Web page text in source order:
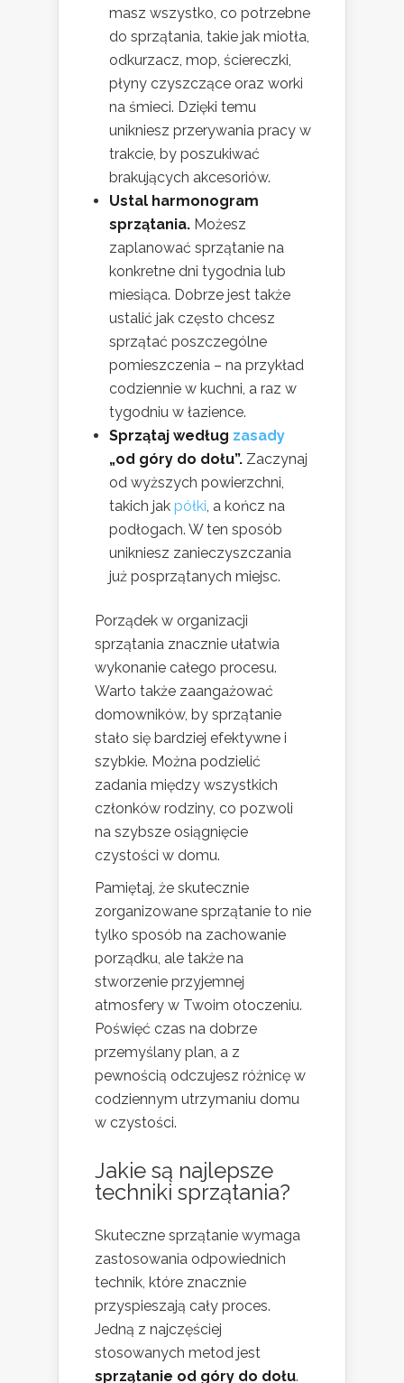
masz wszystko, co potrzebne
do sprzątania, takie jak miotła,
odkurzacz, mop, ściereczki,
płyny czyszczące oraz worki
na śmieci. Dzięki temu
unikniesz przerywania pracy w
trakcie, by poszukiwać
brakujących akcesoriów.
Ustal harmonogram
sprzątania. Możesz
zaplanować sprzątanie na
konkretne dni tygodnia lub
miesiąca. Dobrze jest także
ustalić jak często chcesz
sprzątać poszczególne
pomieszczenia – na przykład
codziennie w kuchni, a raz w
tygodniu w łazience.
Sprzątaj według zasady
„od góry do dołu”. Zaczynaj
od wyższych powierzchni,
takich jak półki, a kończ na
podłogach. W ten sposób
unikniesz zanieczyszczania
już posprzątanych miejsc.
Porządek w organizacji
sprzątania znacznie ułatwia
wykonanie całego procesu.
Warto także zaangażować
domowników, by sprzątanie
stało się bardziej efektywne i
szybkie. Można podzielić
zadania między wszystkich
członków rodziny, co pozwoli
na szybsze osiągnięcie
czystości w domu.
Pamiętaj, że skutecznie
zorganizowane sprzątanie to nie
tylko sposób na zachowanie
porządku, ale także na
stworzenie przyjemnej
atmosfery w Twoim otoczeniu.
Poświęć czas na dobrze
przemyślany plan, a z
pewnością odczujesz różnicę w
codziennym utrzymaniu domu
w czystości.
Jakie są najlepsze
techniki sprzątania?
Skuteczne sprzątanie wymaga
zastosowania odpowiednich
technik, które znacznie
przyspieszają cały proces.
Jedną z najczęściej
stosowanych metod jest
sprzątanie od góry do dołu.